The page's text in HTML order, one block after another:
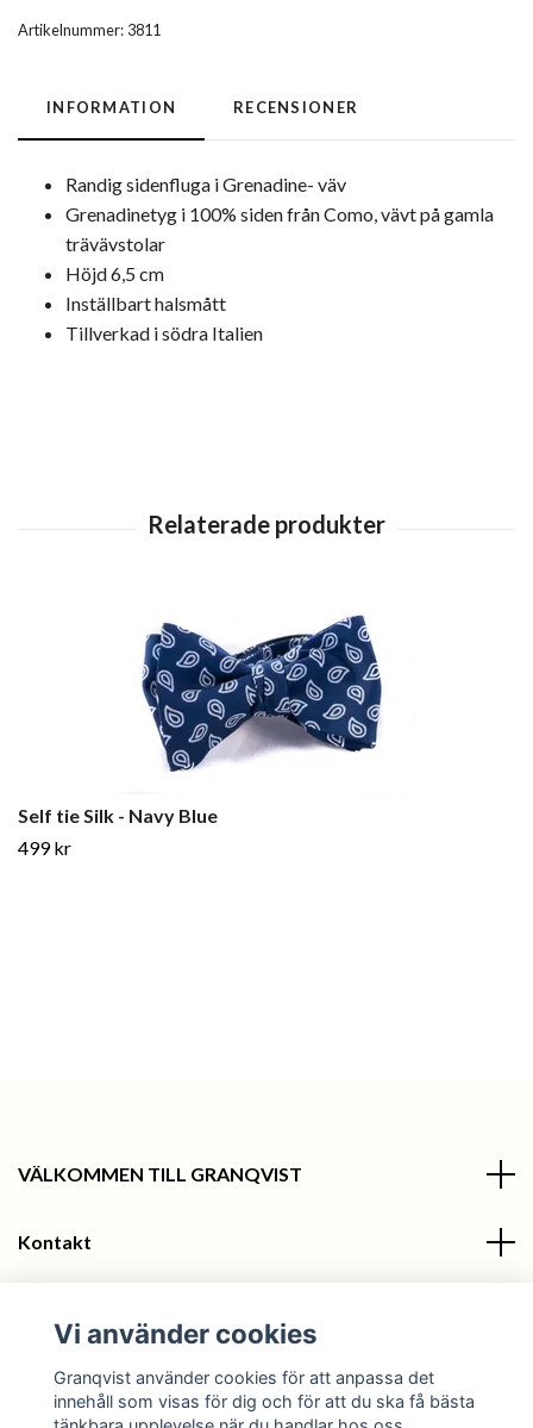
Artikelnummer: 3811
INFORMATION RECENSIONER
Randig sidenfluga i Grenadine- väv
Grenadinetyg i 100% siden från Como, vävt på gamla
trävävstolar
Höjd 6,5 cm
Inställbart halsmått
Tillverkad i södra Italien
Self tie Silk - Navy Blue
499 kr
VÄLKOMMEN TILL GRANQVIST
Kontakt
Sociala medier
Vi använder cookies
Granqvist använder cookies för att anpassa det
innehåll som visas för dig och för att du ska få bästa